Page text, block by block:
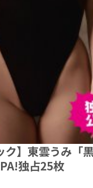
ク】東雲うみ「
独占25枚